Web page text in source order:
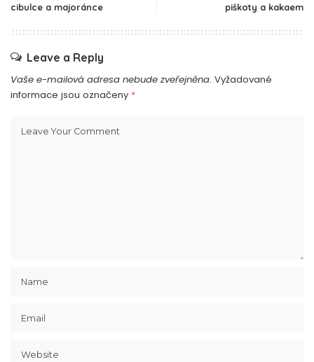
cibulce a majoránce
piškoty a kakaem
Leave a Reply
Vaše e-mailová adresa nebude zveřejněna. Vyžadované
informace jsou označeny *